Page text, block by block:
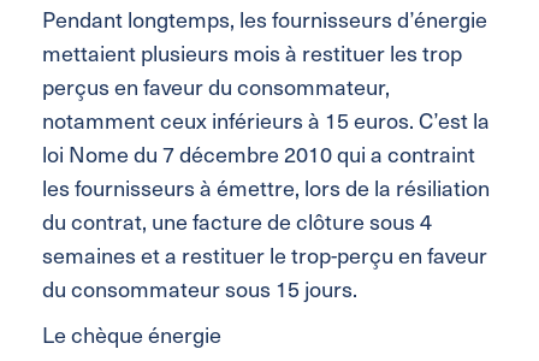
Pendant longtemps, les fournisseurs d’énergie
mettaient plusieurs mois à restituer les trop
perçus en faveur du consommateur,
notamment ceux inférieurs à 15 euros. C’est la
loi Nome du 7 décembre 2010 qui a contraint
les fournisseurs à émettre, lors de la résiliation
du contrat, une facture de clôture sous 4
semaines et a restituer le trop-perçu en faveur
du consommateur sous 15 jours.
Le chèque énergie